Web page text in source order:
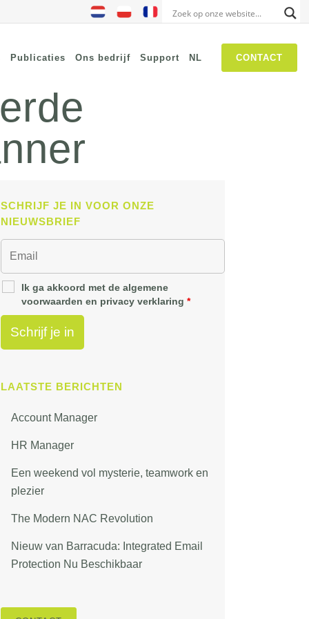
CONTACT
NIS2
SASE
Publicaties Ons bedrijf Support NL
SCHRIJF JE IN VOOR ONZE
NIEUWSBRIEF
Ik ga akkoord met de algemene
voorwaarden en privacy verklaring*
LAATSTE BERICHTEN
Account Manager
HR Manager
Een weekend vol mysterie, teamwork en
plezier
The Modern NAC Revolution
Nieuw van Barracuda: Integrated Email
Protection Nu Beschikbaar